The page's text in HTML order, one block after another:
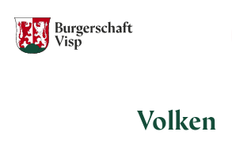
Volken